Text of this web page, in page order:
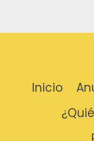
Inicio